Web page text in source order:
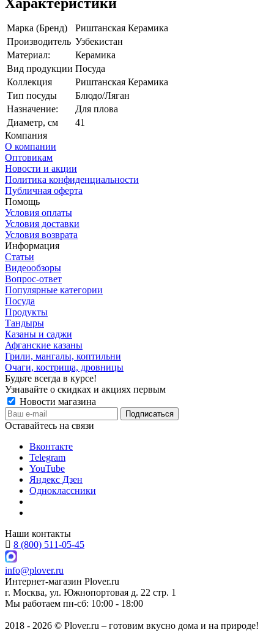
Марка (Бренд)
Риштанская Керамика
Производитель Узбекистан
Материал:
Керамика
Вид продукции Посуда
Коллекция
Риштанская Керамика
Тип посуды
Блюдо/Ляган
Назначение:
Для плова
Диаметр, см
41
Компания
О компании
Оптовикам
Новости и акции
Политика конфиденциальности
Публичная оферта
Помощь
Условия оплаты
Условия доставки
Условия возврата
Информация
Статьи
Видеообзоры
Вопрос-ответ
Популярные категории
Посуда
Продукты
Тандыры
Казаны и саджи
Афганские казаны
Грили, мангалы, коптильни
Очаги, кострища, дровницы
Будьте всегда в курсе!
Узнавайте о скидках и акциях первым
Новости магазина
Оставайтесь на связи
Вконтакте
Telegram
YouTube
Яндекс Дзен
Одноклассники
Наши контакты
8 (800) 511-05-45
info@plover.ru
Интернет-магазин Plover.ru
г. Москва, ул. Южнопортовая д. 22 стр. 1
Мы работаем пн-сб: 10:00 - 18:00
2018 - 2026 © Plover.ru – готовим вкусно дома и на природе!